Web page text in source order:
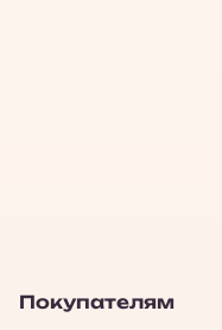
Покупателям